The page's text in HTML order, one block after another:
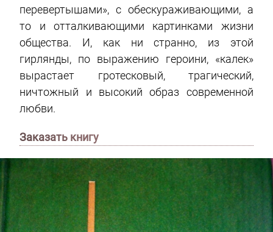
перевертышами», с обескураживающими, а
то и отталкивающими картинками жизни
общества. И, как ни странно, из этой
гирлянды, по выражению героини, «калек»
вырастает гротесковый, трагический,
ничтожный и высокий образ современной
любви.
Заказать книгу